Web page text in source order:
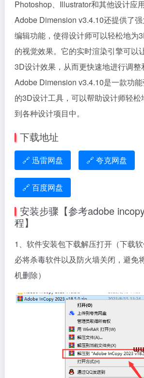
Photoshop、Illustrator和其他设计应
Adobe Dimension v3.4.10还提供了
编辑功能，使得设计师可以轻松地为
的视觉效果。它的实时渲染引擎可以
3D设计效果，从而更快速地进行调整
Adobe Dimension v3.4.10是一款功
的3D设计工具，可以帮助设计师轻松
到各种设计项目中。
下载地址
🔗 迅雷网盘 🔗 夸克网盘
🔗 百度网盘
安装步骤【参考adobe
程】
1、软件安装包下载解压打开（下载
必将杀毒软件以及防火墙关闭，避免
机删除）